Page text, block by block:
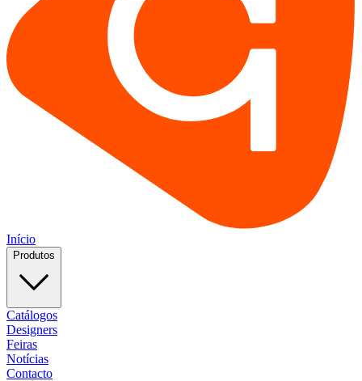
Início
Produtos
Catálogos
Designers
Feiras
Notícias
Contacto